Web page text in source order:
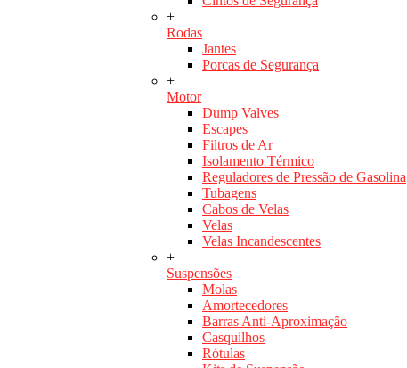
+
Rodas
Jantes
Porcas de Segurança
+
Motor
Dump Valves
Escapes
Filtros de Ar
Isolamento Térmico
Reguladores de Pressão de Gasolina
Tubagens
Cabos de Velas
Velas
Velas Incandescentes
+
Suspensões
Molas
Amortecedores
Barras Anti-Aproximação
Casquilhos
Rótulas